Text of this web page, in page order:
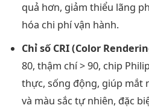
quả hơn, giảm thiểu lãng
hóa chi phí vận hành.
Chỉ số CRI (Color
80, thậm chí > 90, chip
thực, sống động, giúp mắt
và màu sắc tự nhiên, đặc